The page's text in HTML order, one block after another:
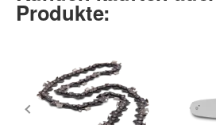
Produkte: